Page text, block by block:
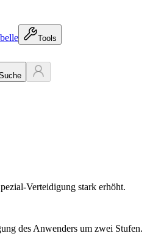
Tools
Verteidigung stark erhöht.
des Anwenders um zwei Stufen.